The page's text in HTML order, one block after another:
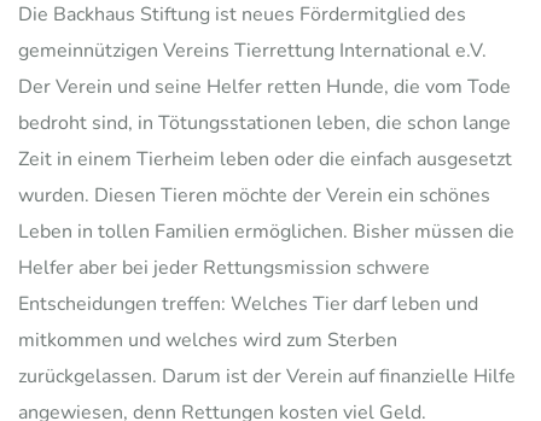
Die Backhaus Stiftung ist neues Fördermitglied des
gemeinnützigen Vereins Tierrettung International e.V.
Der Verein und seine Helfer retten Hunde, die vom Tode
bedroht sind, in Tötungsstationen leben, die schon lange
Zeit in einem Tierheim leben oder die einfach ausgesetzt
wurden. Diesen Tieren möchte der Verein ein schönes
Leben in tollen Familien ermöglichen. Bisher müssen die
Helfer aber bei jeder Rettungsmission schwere
Entscheidungen treffen: Welches Tier darf leben und
mitkommen und welches wird zum Sterben
zurückgelassen. Darum ist der Verein auf finanzielle Hilfe
angewiesen, denn Rettungen kosten viel Geld.